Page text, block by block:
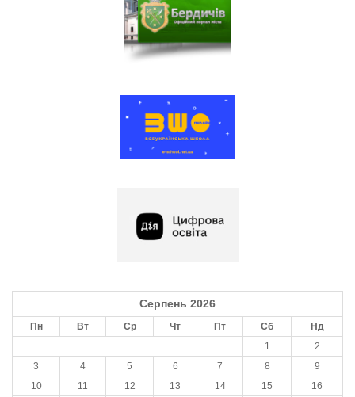
Серпень 2026
Пн Вт Ср Чт Пт Сб
Нд
1
2
3
4 5 6 7 8
9
10
11 12 13 14 15
16